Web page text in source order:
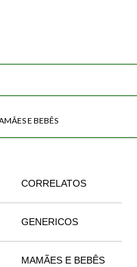
E BEBÊS
CORRELATOS
GENERICOS
MAMÃES E BEBÊS